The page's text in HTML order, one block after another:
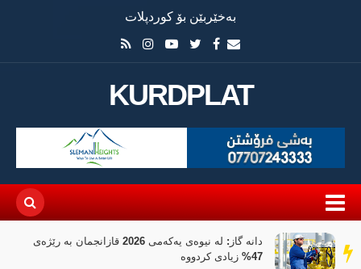
بەخێربێن بۆ کوردپلات
KURDPLAT
سەر
دێڕ
دانە گاز: لە نیوەی یەکەمی 2026 قازانجمان بە رێژەی
47% زیادی کردووە